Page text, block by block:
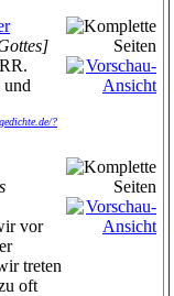
?
vor
treten
oft